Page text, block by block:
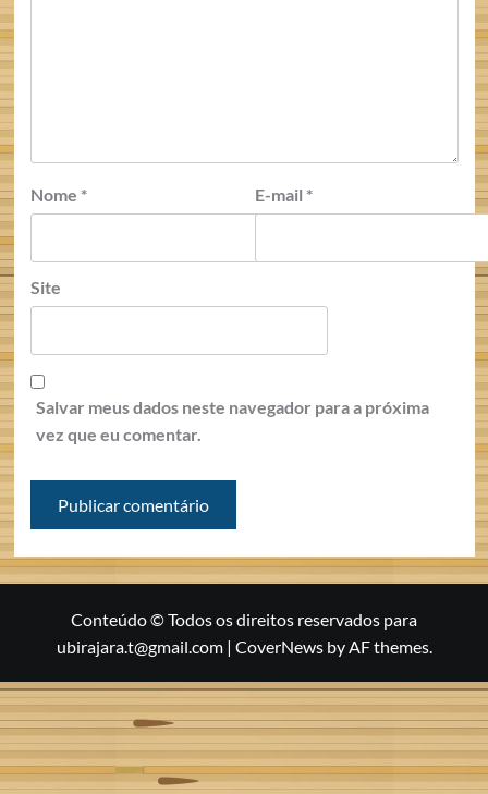
Nome * E-mail *
Site
Salvar meus dados neste navegador para a próxima
vez que eu comentar.
Conteúdo © Todos os direitos reservados para
ubirajara.t@gmail.com | CoverNewsby AF themes.